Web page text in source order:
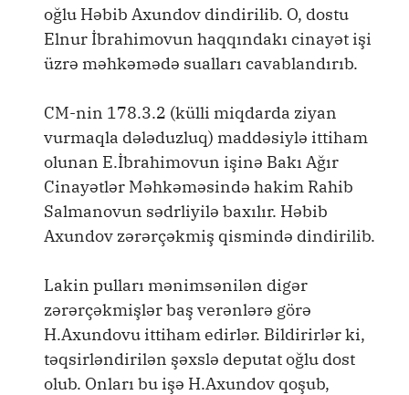
oğlu Həbib Axundov dindirilib. O, dostu
Elnur İbrahimovun haqqındakı cinayət işi
üzrə məhkəmədə sualları cavablandırıb.
CM-nin 178.3.2 (külli miqdarda ziyan
vurmaqla dələduzluq) maddəsiylə ittiham
olunan E.İbrahimovun işinə Bakı Ağır
Cinayətlər Məhkəməsində hakim Rahib
Salmanovun sədrliyilə baxılır. Həbib
Axundov zərərçəkmiş qismində dindirilib.
Lakin pulları mənimsənilən digər
zərərçəkmişlər baş verənlərə görə
H.Axundovu ittiham edirlər. Bildirirlər ki,
təqsirləndirilən şəxslə deputat oğlu dost
olub. Onları bu işə H.Axundov qoşub,